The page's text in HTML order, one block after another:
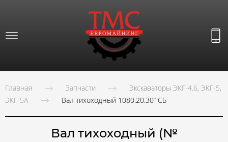
Главная Запчасти
Экскаваторы ЭКГ-4.6, ЭКГ-5,
ЭКГ-5А
Вал тихоходный 1080.20.301СБ
Вал тихоходный (№